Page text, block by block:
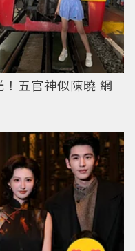
五官神似陳曉 網